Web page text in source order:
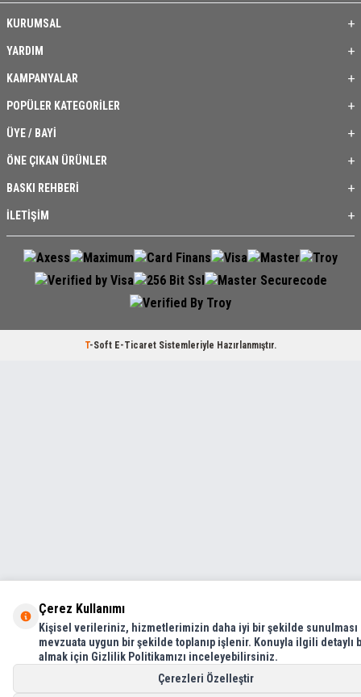
KURUMSAL
YARDIM
KAMPANYALAR
POPÜLER KATEGORİLER
ÜYE / BAYİ
ÖNE ÇIKAN ÜRÜNLER
BASKI REHBERİ
İLETİŞİM
T-Soft E-Ticaret Sistemleriyle Hazırlanmıştır.
Çerez Kullanımı
Kişisel verileriniz, hizmetlerimizin daha iyi bir şekilde sunulması
mevzuata uygun bir şekilde toplanıp işlenir. Konuyla ilgili detaylı
almak için Gizlilik Politikamızı inceleyebilirsiniz.
Çerezleri Özelleştir